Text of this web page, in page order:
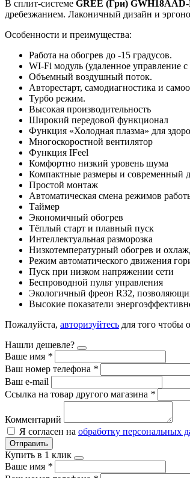
В сплит-системе GREE (Гри)
дребезжанием. Лаконичный дизайн и
Особенности и преимущества:
Работа на обогрев до -15 градусов.
WI-Fi модуль (удаленное управление
Объемный воздушный поток.
Авторестарт, самодиагностика и
Турбо режим.
Высокая производительность
Широкий передовой функционал
Функция «Холодная плазма» для
Многоскоростной вентилятор
Функция IFeel
Комфортно низкий уровень шума
Компактные размеры и современный
Простой монтаж
Автоматическая смена режимов
Таймер
Экономичный обогрев
Тёплый старт и плавный пуск
Интеллектуальная разморозка
Низкотемпературный обогрев и
Режим автоматического движения
Пуск при низком напряжении сети
Беспроводной пульт управления
Экологичный фреон R32,
Высокие показатели
Пожалуйста, авторизуйтесь для того чтобы
Нашли дешевле?
Ваше имя *
Ваш номер телефона *
Ваш e-mail
Ссылка на товар другого магазина *
Комментарий
Я согласен на обработку персональных
Отправить
Купить в 1 клик
Ваше имя *